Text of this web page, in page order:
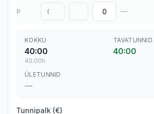
P —
KOKKU
40:00
40.00h
TAVATUNNID
40:00
ÜLETUNNID
—
Tunnipalk (€)